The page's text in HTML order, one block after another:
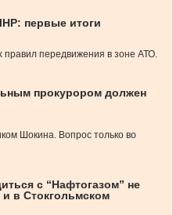
первые итоги
правил передвижения в зоне АТО.
прокурором должен
Шокина. Вопрос только во
с “Нафтогазом” не
в Стокгольмском